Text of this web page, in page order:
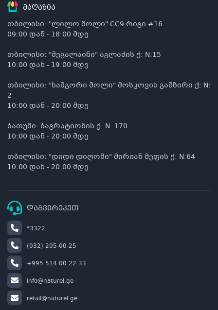
მაღაზია
თბილისი: "ლილო მოლი" CC9 რიგი #16
09:00 დან - 18:00 მდე
თბილისი: "მეგალაინი" აგლაძის ქ: N:15
10:00 დან - 19:00 მდე
თბილისი: "სამგორი მოლი" მოსკოვის გამზირი ქ: N:
2
10:00 დან - 20:00 მდე
ბათუმი: ბაგრატიონის ქ: N: 170
10:00 დან - 20:00 მდე
თბილისი: "დიდი დიღომი" მირიან მეფის ქ: N:64
10:00 დან - 20:00 მდე
დაგვირეკეთ
*3322
(032) 205-00-25
+995 514 00 22 33
info@naturel.ge
retail@naturel.ge